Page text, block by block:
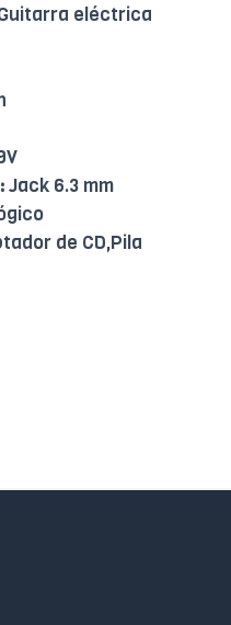
eléctrica
Jack 6.3 mm
de CD,Pila